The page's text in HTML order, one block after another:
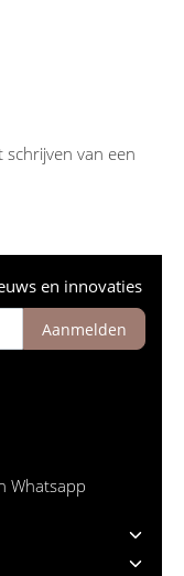
van een
en innovaties
Aanmelden
Whatsapp